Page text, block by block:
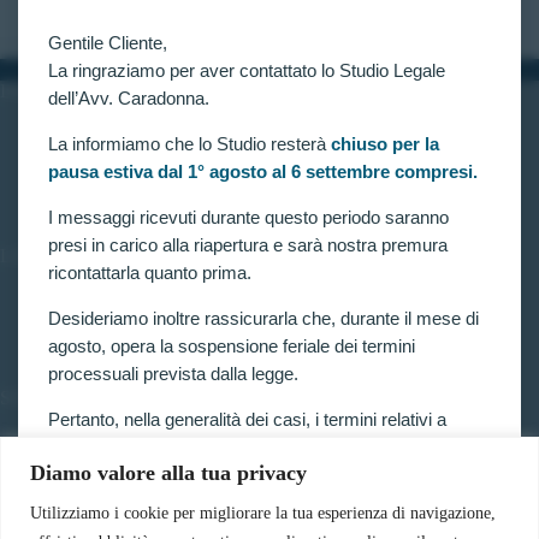
Diamo valore alla tua privacy
Utilizziamo i cookie per migliorare la tua esperienza di navigazione,
Gentile Cliente,
La ringraziamo per aver contattato lo Studio Legale
dell’Avv. Caradonna.
La informiamo che lo Studio resterà chiuso per la
pausa estiva dal 1° agosto al 6 settembre compresi.
I messaggi ricevuti durante questo periodo saranno
presi in carico alla riapertura e sarà nostra premura
ricontattarla quanto prima.
Desideriamo inoltre rassicurarla che, durante il mese di
agosto, opera la sospensione feriale dei termini
processuali prevista dalla legge.
Pertanto, nella generalità dei casi, i termini relativi a
processuali, compresi quelli dinanzi al TAR, sono
sospesi.
INFORMAZIONI
Chi siamo
Contatti
LINK UTILI
Privacy e Cookie Policy
Concorsi pubblici
Pubblico impiego
Contratti con la pubblica amministrazione